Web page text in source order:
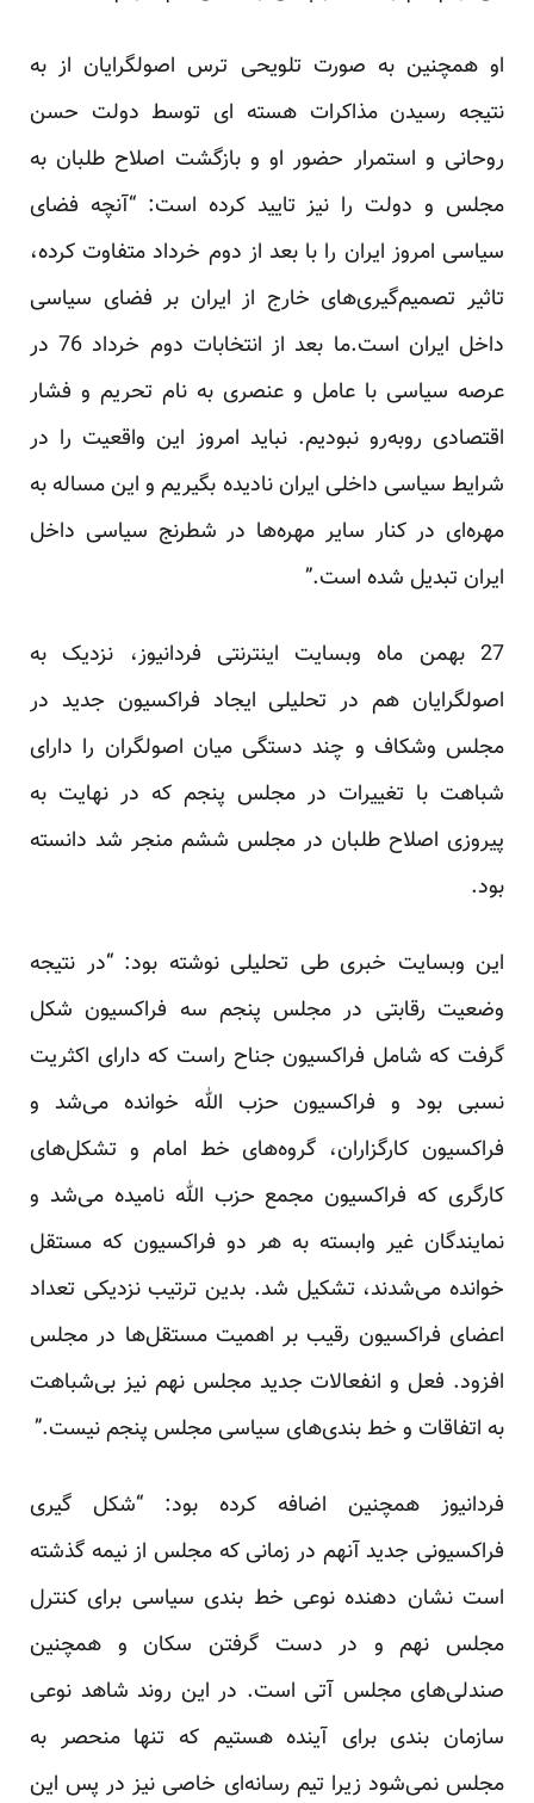
او همچنین به صورت تلویحی ترس اصولگرایان از به
نتیجه رسیدن مذاکرات هسته ای توسط دولت حسن
روحانی و استمرار حضور او و بازگشت اصلاح طلبان به
مجلس و دولت را نیز تایید کرده است: “آنچه فضای
سیاسی امروز ایران را با بعد از دوم خرداد متفاوت کرده،
تاثیر تصمیم‌گیری‌های خارج از ایران بر فضای سیاسی
داخل ایران است.ما بعد از انتخابات دوم خرداد 76 در
عرصه سیاسی با عامل و عنصری به نام تحریم و فشار
اقتصادی روبه‌رو نبودیم. نباید امروز این واقعیت را در
شرایط سیاسی داخلی ایران نادیده بگیریم و این مساله به
مهره‌ای در کنار سایر مهره‌ها در شطرنج سیاسی داخل
ایران تبدیل شده است.”
27 بهمن ماه وبسایت اینترنتی فردانیوز، نزدیک به
اصولگرایان هم در تحلیلی ایجاد فراکسیون جدید در
مجلس وشکاف و چند دستگی میان اصولگران را دارای
شباهت با تغییرات در مجلس پنجم که در نهایت به
پیروزی اصلاح طلبان در مجلس ششم منجر شد دانسته
بود.
این وبسایت خبری طی تحلیلی نوشته بود: “در نتیجه
وضعیت رقابتی در مجلس پنجم سه فراکسیون شکل
گرفت که شامل فراکسیون جناح راست که دارای اکثریت
نسبی بود و فراکسیون حزب الله خوانده می‌شد و
فراکسیون کارگزاران، گروه‌های خط امام و تشکل‌های
کارگری که فراکسیون مجمع حزب الله نامیده می‌شد و
نمایندگان غیر وابسته به هر دو فراکسیون که مستقل
خوانده می‌شدند، تشکیل شد. بدین ترتیب نزدیکی تعداد
اعضای فراکسیون رقیب بر اهمیت مستقل‌ها در مجلس
افزود. فعل و انفعالات جدید مجلس نهم نیز بی‌شباهت
به اتفاقات و خط بندی‌های سیاسی مجلس پنجم نیست.”
فردانیوز همچنین اضافه کرده بود: “شکل گیری
فراکسیونی جدید آنهم در زمانی که مجلس از نیمه گذشته
است نشان دهنده نوعی خط بندی سیاسی برای کنترل
مجلس نهم و در دست گرفتن سکان و همچنین
صندلی‌های مجلس آتی است. در این روند شاهد نوعی
سازمان بندی برای آینده هستیم که تنها منحصر به
مجلس نمی‌شود زیرا تیم رسانه‌ای خاصی نیز در پس این